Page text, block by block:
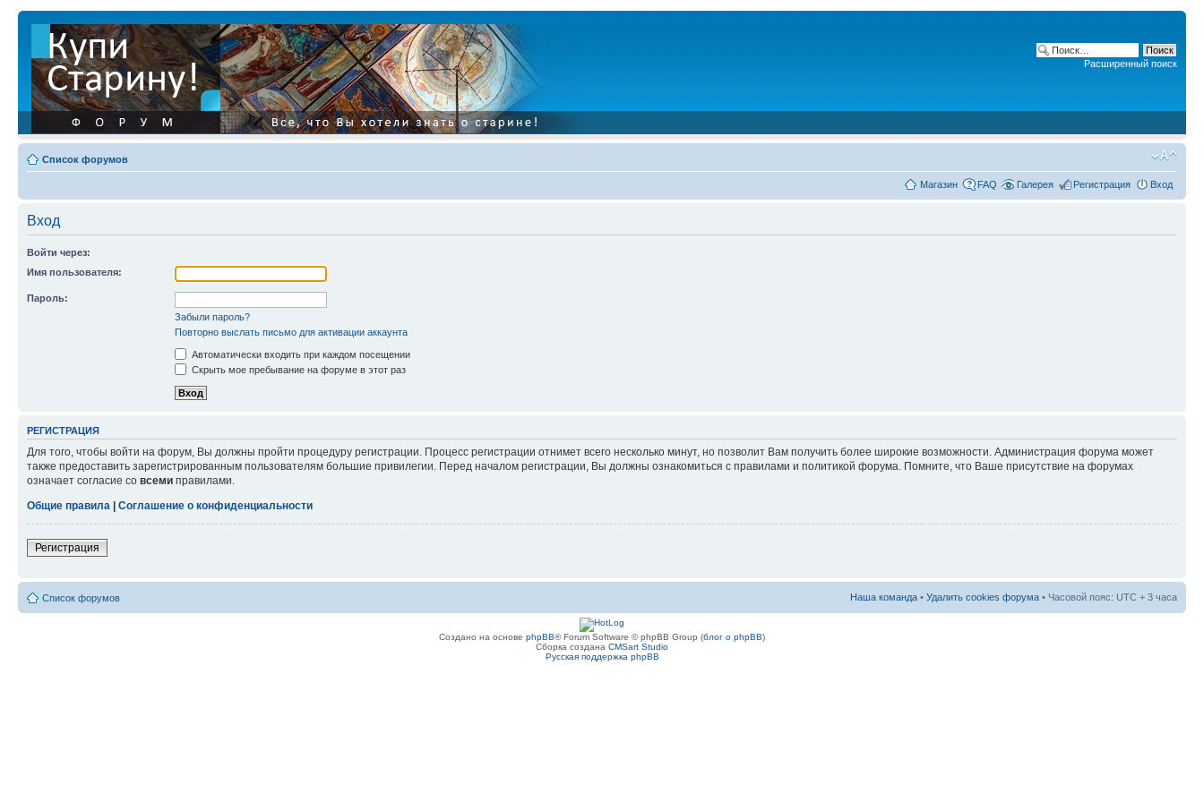
Расширенный поиск
Список форумов
Магазин FAQ Галерея Регистрация Вход
Вход
Войти через:
Имя пользователя:
Пароль:
Забыли пароль?
Повторно выслать письмо для активации аккаунта
Автоматически входить при каждом посещении
Скрыть мое пребывание на форуме в этот раз
РЕГИСТРАЦИЯ
Для того, чтобы войти на форум, Вы должны пройти процедуру регистрации. Процесс регистрации отнимет всего несколько минут, но позволит Вам получить более широкие возможности. Администрация форума может
также предоставить зарегистрированным пользователям большие привилегии. Перед началом регистрации, Вы должны ознакомиться с правилами и политикой форума. Помните, что Ваше присутствие на форумах
означает согласие со всеми правилами.
Общие правила | Соглашение о конфиденциальности
Регистрация
Список форумов Наша команда • Удалить cookies форума • Часовой пояс: UTC + 3 часа
Создано на основе phpBB® Forum Software © phpBB Group (блог о phpBB)
Сборка создана CMSart Studio
Русская поддержка phpBB